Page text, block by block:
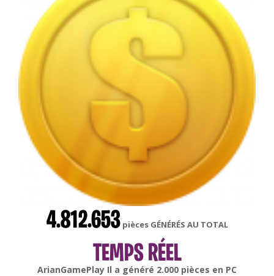
4.812.653 pièces GÉNÉRÉS AU TOTAL
TEMPS RÉEL
gonsabellaIl a généré6.000pièces enAndroid